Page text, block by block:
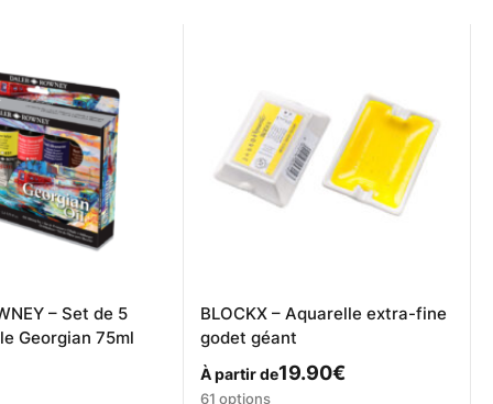
– Set de 5
Georgian 75ml
BLOCKX – Aquarelle extra-fine
godet géant
À partir de19.90€
Ce
61 options